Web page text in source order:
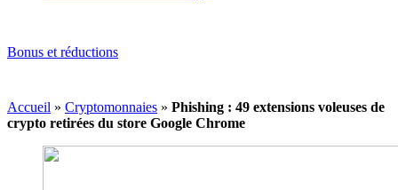
Bonus et réductions
Accueil » Cryptomonnaies » Phishing : 49 extensions voleuses de
crypto retirées du store Google Chrome